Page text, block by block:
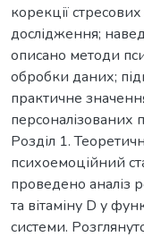
корекції
дослідження;
описано методи
обробки даних;
практичне
персоналізованих
Розділ 1.
психоемоційний
проведено аналіз
та вітаміну D у
системи.